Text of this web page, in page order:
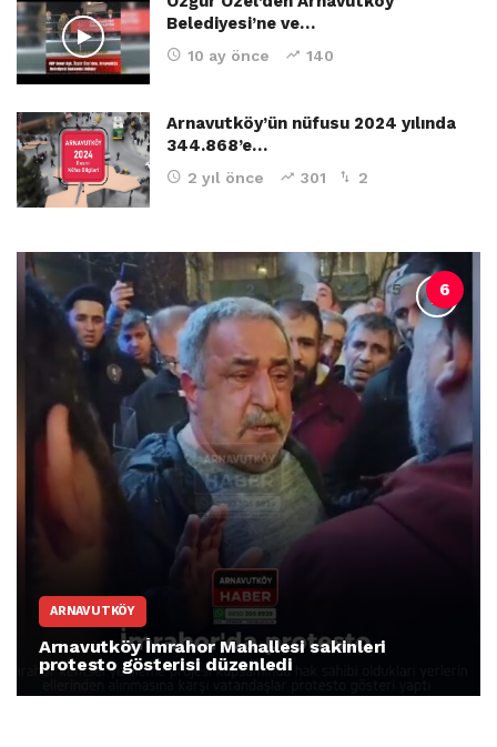
Belediyesi’ne ve…
10 ay önce 140
Arnavutköy’ün nüfusu 2024 yılında
344.868’e…
2 yıl önce 301 2
ARNAVUTKÖY
Arnavutköy İmrahor Mahallesi sakinleri
protesto gösterisi düzenledi